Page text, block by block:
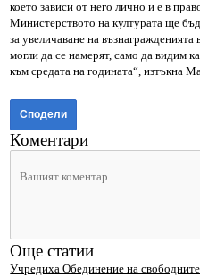
което зависи от него лично и е в
Министерството на културата ще
за увеличаване на
могли да се намерят, само да видим
към средата на годината“, изтъкна
Сподели
Коментари
Още статии
Учредиха Обединение на